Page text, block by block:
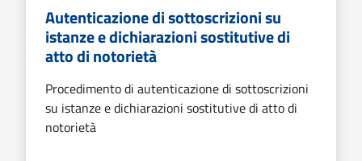
Autenticazione di sottoscrizioni su
istanze e dichiarazioni sostitutive di
atto di notorietà
Procedimento di autenticazione di sottoscrizioni
su istanze e dichiarazioni sostitutive di atto di
notorietà